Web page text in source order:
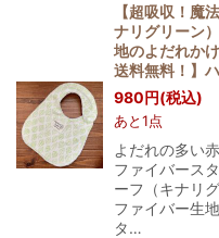
【超吸収！魔
ナリグリーン
地のよだれか
送料無料！】
980円(税込)
あと1点
よだれの多い
ファイバース
ーフ（キナリ
ファイバー生
タ…